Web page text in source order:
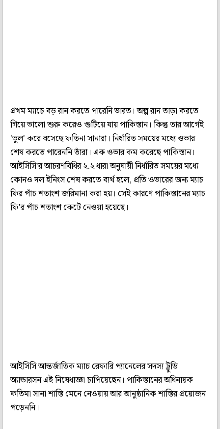
প্রথম ম্যাচে বড় রান করতে পারেনি ভারত। অল্প রান তাড়া করতে
গিয়ে ভালো শুরু করেও গুটিয়ে যায় পাকিস্তান। কিন্তু তার আগেই
'ভুল' করে বসেছে ফতিনা সানারা। নির্ধারিত সময়ের মধ্যে ওভার
শেষ করতে পারেননি তাঁরা। এক ওভার কম করেছে পাকিস্তান।
আইসিসি'র আচরণবিধির ২.২ ধারা অনুযায়ী নির্ধারিত সময়ের মধ্যে
কোনও দল ইনিংস শেষ করতে ব্যর্থ হলে, প্রতি ওভারের জন্য ম্যাচ
ফির পাঁচ শতাংশ জরিমানা করা হয়। সেই কারণে পাকিস্তানের ম্যাচ
ফি'র পাঁচ শতাংশ কেটে নেওয়া হয়েছে।
আইসিসি আন্তর্জাতিক ম্যাচ রেফারি প্যানেলের সদস্য ট্রুডি
অ্যান্ডারসন এই নিষেধাজ্ঞা চাপিয়েছেন। পাকিস্তানের অধিনায়ক
ফতিমা সানা শাস্তি মেনে নেওয়ায় আর আনুষ্ঠানিক শাস্তির প্রয়োজন
পড়েননি।